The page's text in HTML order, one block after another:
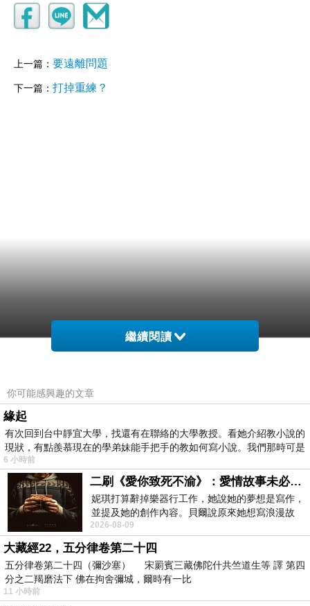
上一篇： 要遠離問題
下一篇： 打掉重練？
繼續閱讀
你可能感興趣的文章
緣起
有次回到台中靜宜大學，找還有在聯絡的大學教授。看她介紹教小說的
現狀，有點羨慕現在的學弟妹能手把手的教如何寫小說。我們那時可是
6 小時前
二刷《愛你致死不渝》：愛情故事未必是浪漫故事
妮琪打算辭掉樂器行工作，她說她的夢想是寫作，
並提及她的創作內容。貝爾說原來她想寫浪漫故
事，妮琪回應：「不是浪漫故事，是愛情
2026-08-09
大藏經22，五分律卷第二十四
五分律卷第二十四（彌沙塞） 宋罽賓三藏佛陀什共竺道生等 譯 第四
分之二羯磨法下 佛在拘舍彌城，爾時有一比
11 小時前